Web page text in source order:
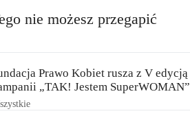
nie możesz przegapić
Prawo Kobiet rusza z V edycją
„TAK! Jestem SuperWOMAN”